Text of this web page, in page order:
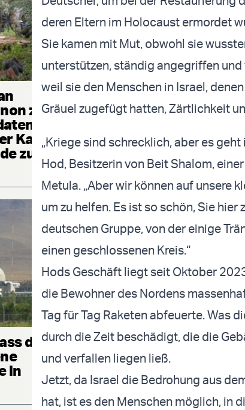
zu
Katz
zu
die
in
deren Eltern im Holocaust ermordet
Sie kamen mit Mut, obwohl sie
unterstützen, ständig angegriffen
weil sie den Menschen in Israel,
Gräuel zugefügt hatten, Zärtlichkeit
„Kriege sind schrecklich, aber es
Hod, Besitzerin von Beit Shalom,
Metula. „Aber wir können auf unsere
um zu helfen. Es ist so schön, Sie
deutschen Gruppe, von der einige
einen geschlossenen Kreis.“
Hods Geschäft liegt seit Oktober
die Bewohner des Nordens
Tag für Tag Raketen abfeuerte. Was
durch die Zeit beschädigt, die die
und verfallen liegen ließ.
Jetzt, da Israel die Bedrohung aus
hat, ist es den Menschen möglich, in